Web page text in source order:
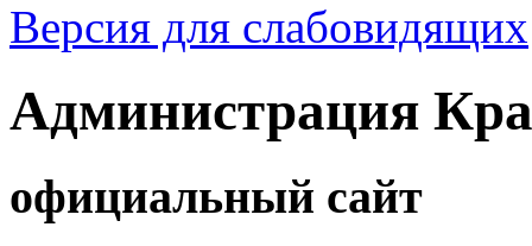
Версия для слабовидящих
Администрация
официальный сайт